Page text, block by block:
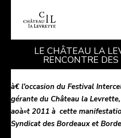
LE CHÂTEAU LA
RENCONTRE
à€ l’occasion duFestival
gérante du Château la
aoà»t 2011 à cette
Syndicat des Bordeaux et